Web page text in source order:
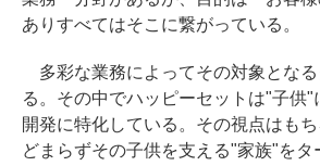
ありすべてはそこに繋がっている。
多彩な業務によってその対象とな
る。その中でハッピーセットは"子供"
開発に特化している。その視点はも
どまらずその子供を支える"家族"をタ